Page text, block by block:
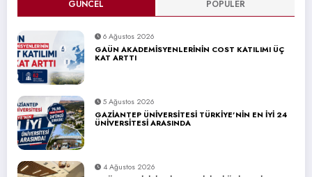
GÜNCEL POPÜLER
6 Ağustos 2026
GAÜN AKADEMİSYENLERİNİN COST KATILIMI ÜÇ
KAT ARTTI
5 Ağustos 2026
GAZİANTEP ÜNİVERSİTESİ TÜRKİYE’NİN EN İYİ 24
ÜNİVERSİTESİ ARASINDA
4 Ağustos 2026